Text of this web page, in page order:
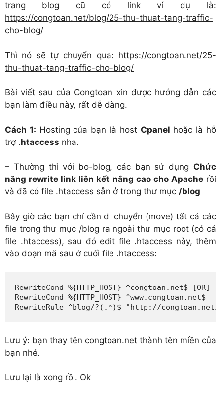
trang blog cũ có link ví dụ là:
https://congtoan.net/blog/25-thu-thuat-tang-traffic-
cho-blog/
Thì nó sẽ tự chuyển qua: https://congtoan.net/25-
thu-thuat-tang-traffic-cho-blog/
Bài viết sau của Congtoan xin được hướng dẫn các
bạn làm điều này, rất dễ dàng.
Cách 1: Hosting của bạn là host Cpanel hoặc là hỗ
trợ .htaccess nha.
– Thường thì với bo-blog, các bạn sử dụng Chức
năng rewrite link liên kết nâng cao cho Apacherồi
và đã có file .htaccess sẵn ở trong thư mục /blog
Bây giờ các bạn chỉ cần di chuyển (move) tất cả các
file trong thư mục /blog ra ngoài thư mục root (có cả
file .htaccess), sau đó edit file .htaccess này, thêm
vào đoạn mã sau ở cuối file .htaccess:
RewriteCond %{HTTP_HOST} ^congtoan.net$ [OR]
RewriteCond %{HTTP_HOST} ^www.congtoan.net$
RewriteRule ^blog/?(.*)$ "http://congtoan.net/
Lưu ý: bạn thay tên congtoan.net thành tên miền của
bạn nhé.
Lưu lại là xong rồi. Ok